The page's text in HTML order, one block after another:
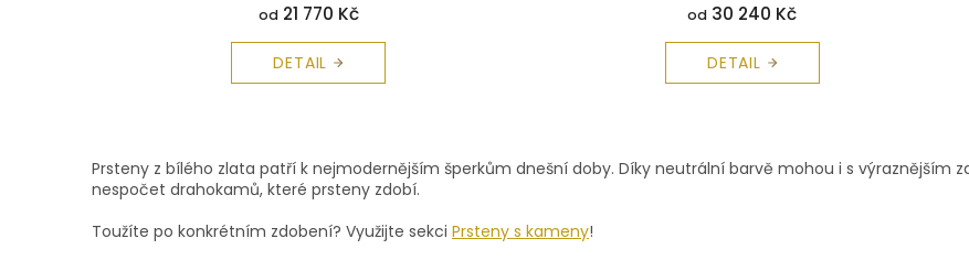
od21 770 Kč
DETAIL
od 30 240 Kč
DETAIL
l
Prsteny z bílého zlata patří k nejmodernějším šperkům dnešní doby. Díky neutrální barvě mohou i s výraznějším
nespočet drahokamů, které prsteny zdobí.
Toužíte po konkrétním zdobení? Využijte sekci Prsteny s kameny!